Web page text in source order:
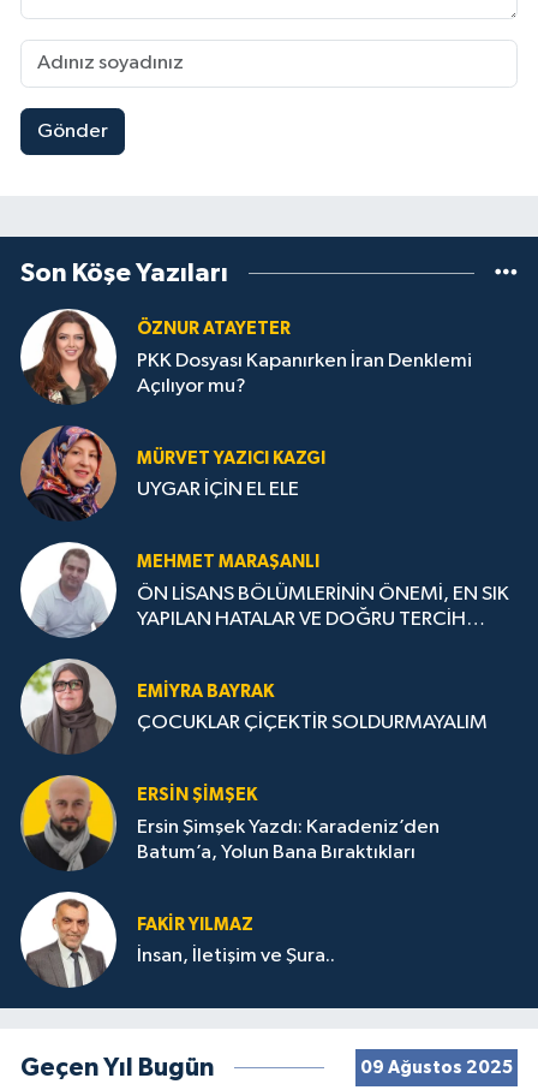
Gönder
Son Köşe Yazıları
ÖZNUR ATAYETER
PKK Dosyası Kapanırken İran Denklemi
Açılıyor mu?
MÜRVET YAZICI KAZGI
UYGAR İÇİN EL ELE
MEHMET MARAŞANLI
ÖN LİSANS BÖLÜMLERİNİN ÖNEMİ, EN SIK
YAPILAN HATALAR VE DOĞRU TERCİH
EMIYRA BAYRAK
ÇOCUKLAR ÇİÇEKTİR SOLDURMAYALIM
ERSIN ŞIMŞEK
Ersin Şimşek Yazdı: Karadeniz’den
Batum’a, Yolun Bana Bıraktıkları
FAKIR YILMAZ
İnsan, İletişim ve Şura..
Geçen Yıl Bugün 09 Ağustos 2025